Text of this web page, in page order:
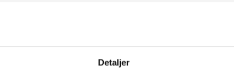
Detaljer
Medium-nødpakken er derfor udarbejdet
information om den situation, som du
Nødpakken medium indeholder: